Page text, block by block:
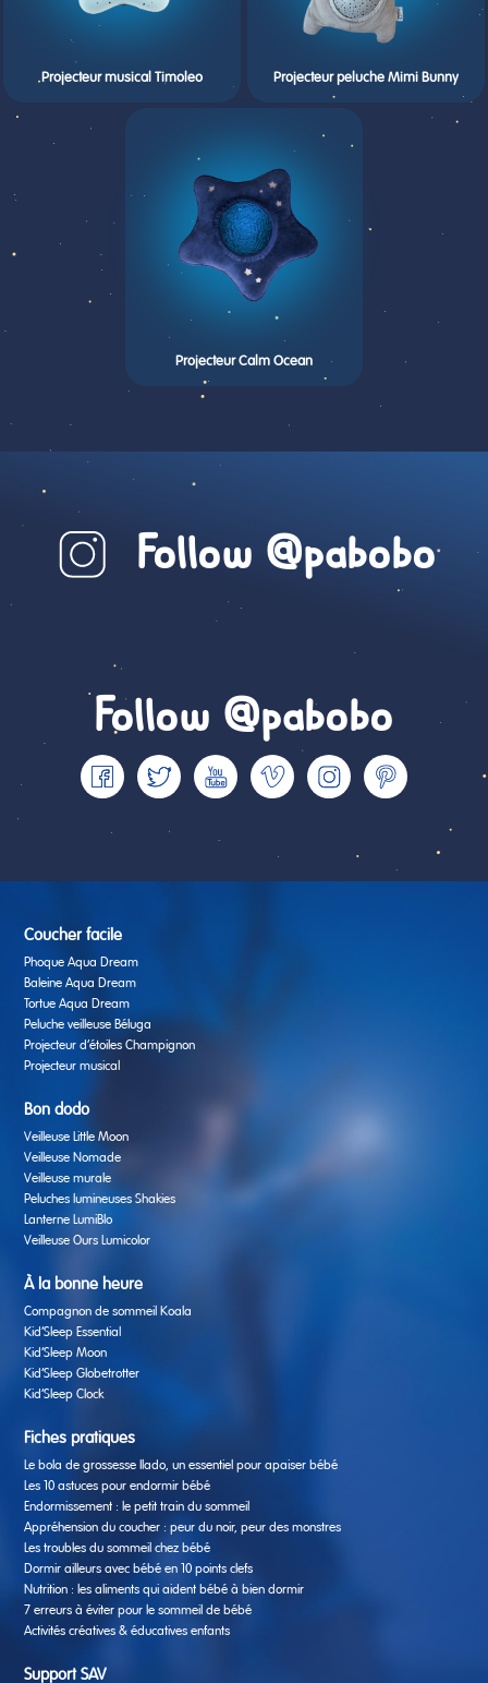
Projecteur musical Timoleo Projecteur peluche Mimi Bunny
Projecteur Calm Ocean
Follow @pabobo
Follow @pabobo
Coucher facile
Phoque Aqua Dream
Baleine Aqua Dream
Tortue Aqua Dream
Peluche veilleuse Béluga
Projecteur d’étoiles Champignon
Projecteur musical
Bon dodo
Veilleuse Little Moon
Veilleuse Nomade
Veilleuse murale
Peluches lumineuses Shakies
Lanterne LumiBlo
Veilleuse Ours Lumicolor
À la bonne heure
Compagnon de sommeil Koala
Kid’Sleep Essential
Kid’Sleep Moon
Kid’Sleep Globetrotter
Kid’Sleep Clock
Fiches pratiques
Le bola de grossesse Ilado, un essentiel pour apaiser bébé
Les 10 astuces pour endormir bébé
Endormissement : le petit train du sommeil
Appréhension du coucher : peur du noir, peur des monstres
Les troubles du sommeil chez bébé
Dormir ailleurs avec bébé en 10 points clefs
Nutrition : les aliments qui aident bébé à bien dormir
7 erreurs à éviter pour le sommeil de bébé
Activités créatives & éducatives enfants
Support SAV